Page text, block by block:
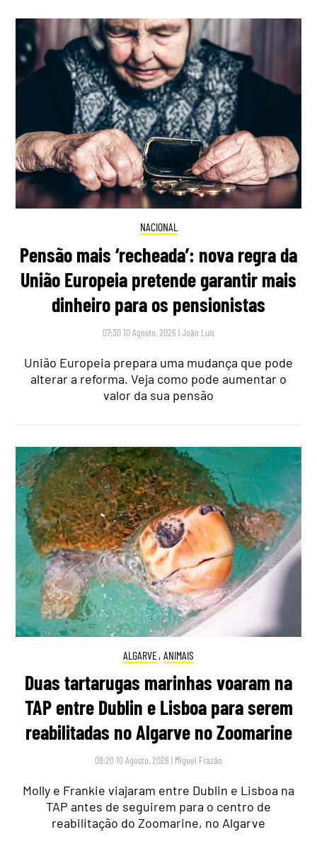
NACIONAL
Pensão mais ‘recheada’: nova regra da
União Europeia pretende garantir mais
dinheiro para os pensionistas
07:30 10 Agosto, 2026 |João Luís
União Europeia prepara uma mudança que pode
alterar a reforma. Veja como pode aumentar o
valor da sua pensão
ALGARVE, ANIMAIS
Duas tartarugas marinhas voaram na
TAP entre Dublin e Lisboa para serem
reabilitadas no Algarve no Zoomarine
08:20 10 Agosto, 2026 | Miguel Frazão
Molly e Frankie viajaram entre Dublin e Lisboa na
TAP antes de seguirem para o centro de
reabilitação do Zoomarine, no Algarve